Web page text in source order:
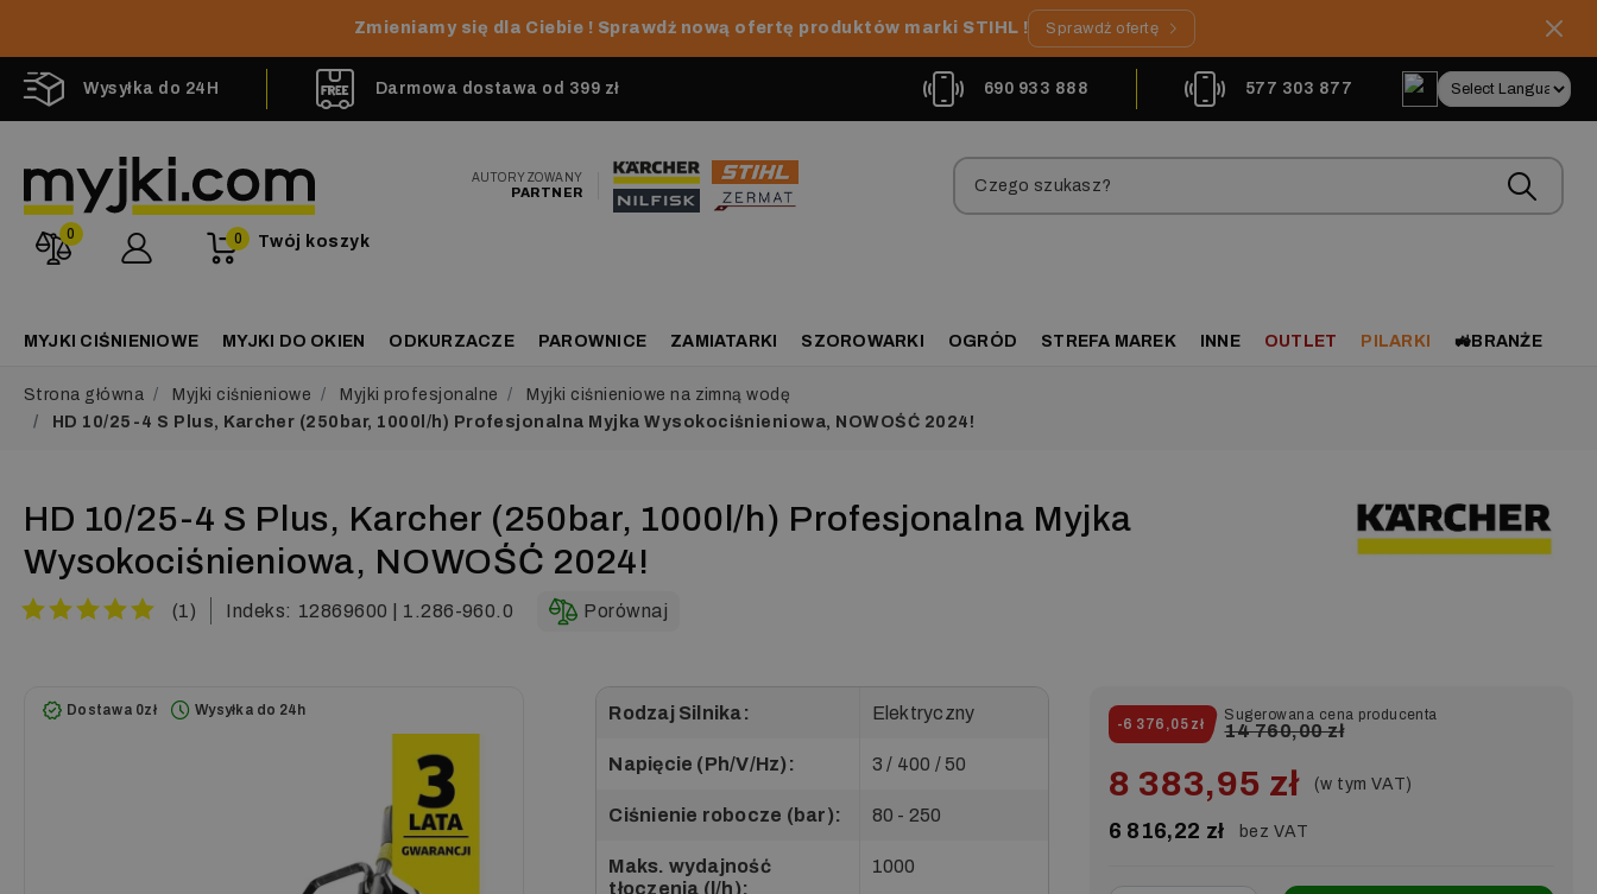
Zmieniamy się dla Ciebie ! Sprawdź nową ofertę produktów marki STIHL ! Sprawdź ofertę
Wysyłka do 24H Darmowa dostawa od 399 zł 690 933 888 577 303 877
AUTORYZOWANY
PARTNER
0 Twój koszyk
0
MYJKI CIŚNIENIOWE MYJKI DO OKIEN ODKURZACZE PAROWNICE ZAMIATARKI SZOROWARKI OGRÓD STREFA MAREK INNE OUTLET PILARKI 🚜BRANŻE
Strona główna Myjki ciśnieniowe Myjki profesjonalne
Myjki ciśnieniowe na zimną wodę
HD 10/25-4 S Plus, Karcher (250bar, 1000l/h) Profesjonalna Myjka Wysokociśnieniowa, NOWOŚĆ 2024!
HD 10/25-4 S Plus, Karcher (250bar, 1000l/h) Profesjonalna Myjka
Wysokociśnieniowa, NOWOŚĆ 2024!
(1) Indeks: 12869600 | 1.286-960.0 Porównaj
Dostawa 0zł Wysyłka do 24h Rodzaj Silnika: Elektryczny
Napięcie (Ph/V/Hz): 3 / 400 / 50
Ciśnienie robocze (bar): 80 - 250
Maks. wydajność
tłoczenia (l/h):
1000
-6 376,05 zł
Sugerowana cena producenta
14 760,00 zł
8 383,95 zł (w tym VAT)
6 816,22 zł bez VAT